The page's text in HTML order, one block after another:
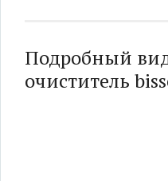
Подробный
очиститель